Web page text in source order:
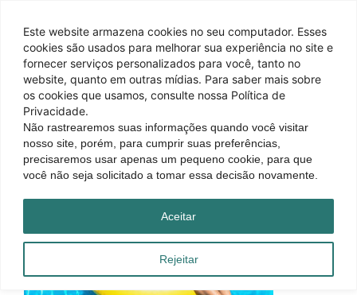
Este website armazena cookies no seu computador. Esses
cookies são usados ​​para melhorar sua experiência no site e
fornecer serviços personalizados para você, tanto no
website, quanto em outras mídias. Para saber mais sobre
os cookies que usamos, consulte nossa Política de
Privacidade.
Não rastrearemos suas informações quando você visitar
nosso site, porém, para cumprir suas preferências,
precisaremos usar apenas um pequeno cookie, para que
você não seja solicitado a tomar essa decisão novamente.
Rejeitar
Aceitar